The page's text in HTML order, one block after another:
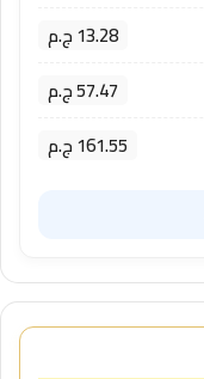
13.28 ج.م
57.47 ج.م
161.55 ج.م